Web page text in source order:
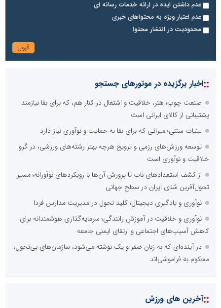
عدم داشتن ایده در ارائه خدمات رسانه ای
عدم اعتبار ویژه به محتواهای خبری
محدودیت در انتشار محتوا
::اخبار برگزیده در موتورهای جستجو
صنعت چوب؛ هنر، خلاقیت و اشتغال در کنار هم، که برای بقا نیازمند
پشتیبانی از کالای ایرانی است
لبنیات سنتی؛ میراثی که برای بقا به حمایت و نوآوری نیاز دارد
توسعه ورزش‌های رزمی و ترویج هرچه بهتر رشته‌های ورزشی، در گرو
خلاقیت و نوآوری است
از کشف استعدادهای ناب تا پرورش آن‌ها با رویکردهای نوآورانه؛ مسیر
تحول‌آفرین شنای ایران در سطح جهانی
نوآوری و یادگیری دیجیتال؛ کلید تحول در مدیریت مدارس فردا
نوآوری و خلاقیت در آموزش رانندگی؛ سرمایه‌گذاری هوشمندانه برای
کاهش آسیب‌های اجتماعی و ارتقای ایمنی جامعه
در آینده‌ای که به زبان صفر و یک نوشته می‌شود، سازمان‌های بی‌تحول،
محکوم به فراموشی‌اند
::آخرین های ورزش